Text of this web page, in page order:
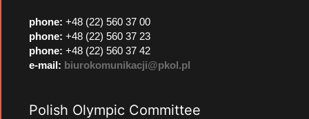
phone: +48 (22) 560 37 00
phone: +48 (22) 560 37 23
phone: +48 (22) 560 37 42
e-mail: biurokomunikacji@pkol.pl
Polish Olympic Committee